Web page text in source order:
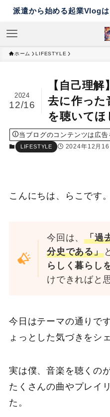
派遣から始める起業Vlog
ホーム LIFESTYLE
【自己理
去に作った
を聴いて
2024
12/16
当ブログのコンテンツは広
LIFESTYLE 2024年12月16
こんにちは、らこです。
今回は、「過
分史である」
らしく暮らし
けできればと
今日はテーマの通りで
ょっとした気づきをシ
実は僕、音楽を聴くの
たくさんの曲やプレイ
た。